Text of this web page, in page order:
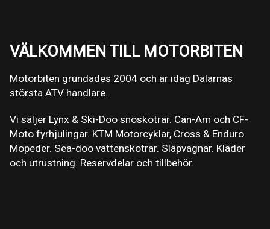
VÄLKOMMEN TILL MOTORBITEN
Motorbiten grundades 2004 och är idag Dalarnas
största ATV handlare.
Vi säljer Lynx & Ski-Doo snöskotrar. Can-Am och CF-
Moto fyrhjulingar. KTM Motorcyklar, Cross & Enduro.
Mopeder. Sea-doo vattenskotrar. Släpvagnar. Kläder
och utrustning. Reservdelar och tillbehör.